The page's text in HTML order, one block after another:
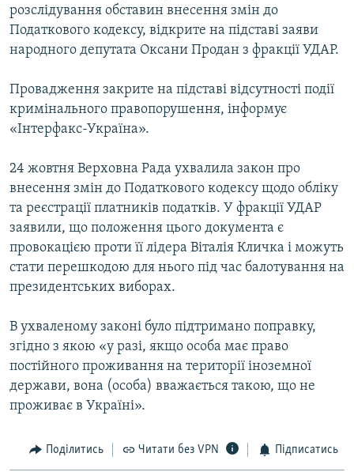
УКР
КТАТ
ДОЛУЧАЙСЯ!
Усі сайти RFE/RL
розслідування обставин внесення змін до
Податкового кодексу, відкрите на підставі заяви
народного депутата Оксани Продан з фракції УДАР.
Провадження закрите на підставі відсутності події
кримінального правопорушення, інформує
«Інтерфакс-Україна».
24 жовтня Верховна Рада ухвалила закон про
внесення змін до Податкового кодексу щодо обліку
та реєстрації платників податків. У фракції УДАР
заявили, що положення цього документа є
провокацією проти її лідера Віталія Кличка і можуть
стати перешкодою для нього під час балотування на
президентських виборах.
В ухваленому законі було підтримано поправку,
згідно з якою «у разі, якщо особа має право
постійного проживання на території іноземної
держави, вона (особа) вважається такою, що не
проживає в Україні».
Поділитись Читати без VPN Підписатись